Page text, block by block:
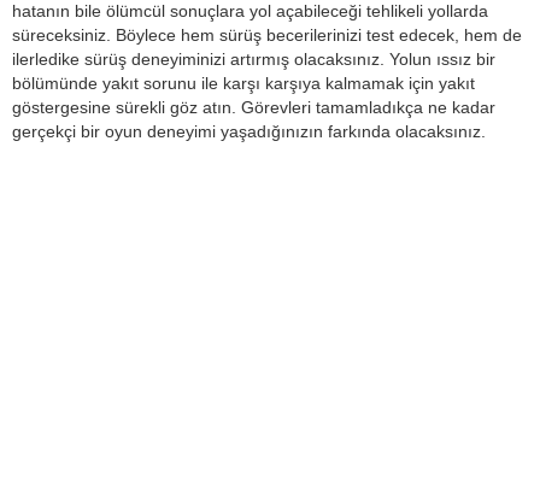
hatanın bile ölümcül sonuçlara yol açabileceği tehlikeli yollarda
süreceksiniz. Böylece hem sürüş becerilerinizi test edecek, hem de
ilerledike sürüş deneyiminizi artırmış olacaksınız. Yolun ıssız bir
bölümünde yakıt sorunu ile karşı karşıya kalmamak için yakıt
göstergesine sürekli göz atın. Görevleri tamamladıkça ne kadar
gerçekçi bir oyun deneyimi yaşadığınızın farkında olacaksınız.